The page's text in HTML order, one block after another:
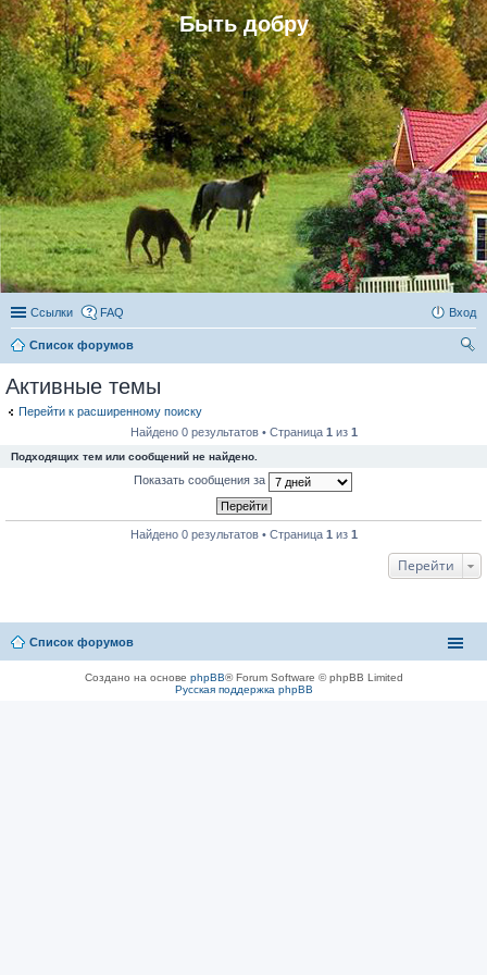
Быть добру
Ссылки FAQ Вход
Список форумов
Активные темы
Перейти к расширенному поиску
Найдено 0 результатов • Страница 1 из 1
Подходящих тем или сообщений не найдено.
Показать сообщения за
Найдено 0 результатов • Страница 1 из 1
Перейти
Список форумов
Создано на основе phpBB® Forum Software © phpBB Limited
Русская поддержка phpBB